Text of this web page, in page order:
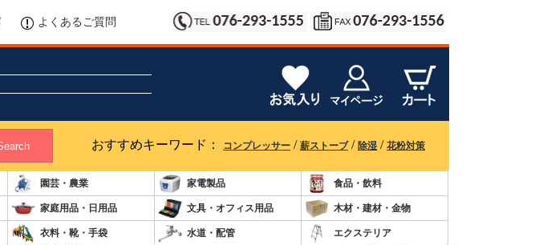
よくあるご質問
おすすめキーワード： コンプレッサー / 薪ストーブ/ 除湿 / 花粉対策
園芸・農業 家電製品 食品・飲料
家庭用品・日用品 文具・オフィス用品 木材・建材・金物
衣料・靴・手袋 水道・配管 エクステリア